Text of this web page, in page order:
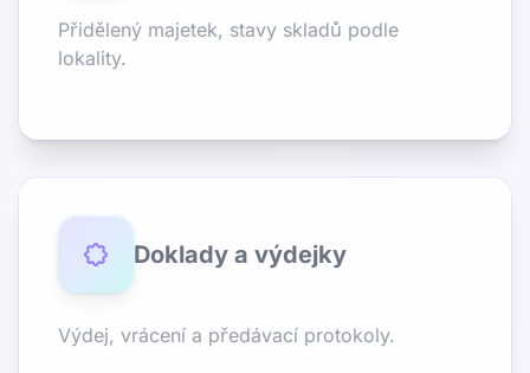
Přidělený majetek, stavy skladů podle
lokality.
Doklady a výdejky
Výdej, vrácení a předávací protokoly.